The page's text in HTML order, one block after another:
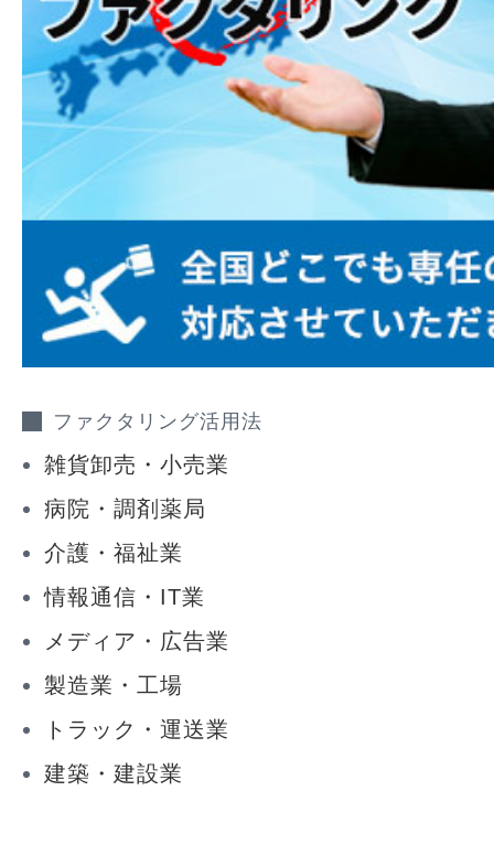
ファクタリング活用法
雑貨卸売・小売業
病院・調剤薬局
介護・福祉業
情報通信・IT業
メディア・広告業
製造業・工場
トラック・運送業
建築・建設業